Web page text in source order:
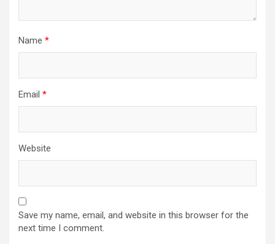
Name *
Email *
Website
Save my name, email, and website in this browser for the
next time I comment.